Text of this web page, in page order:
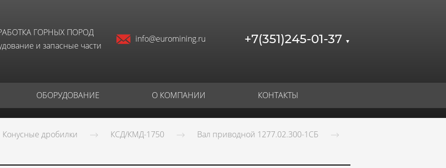
ГОРНЫХ ПОРОД
и запасные части
info@euromining.ru +7(351)245-01-37 ▼
ОБОРУДОВАНИЕ О КОМПАНИИ КОНТАКТЫ
Конусные дробилки КСД/КМД-1750 Вал приводной 1277.02.300-1СБ